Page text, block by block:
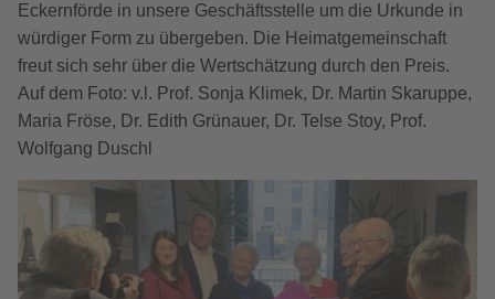
Eckernförde in unsere Geschäftsstelle um die Urkunde in
würdiger Form zu übergeben. Die Heimatgemeinschaft
freut sich sehr über die Wertschätzung durch den Preis.
Auf dem Foto: v.l. Prof. Sonja Klimek, Dr. Martin Skaruppe,
Maria Fröse, Dr. Edith Grünauer, Dr. Telse Stoy, Prof.
Wolfgang Duschl